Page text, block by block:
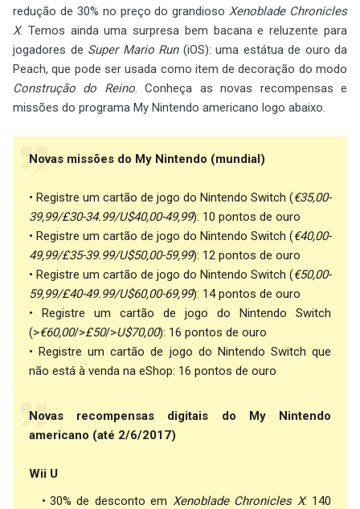
redução de 30% no preço do grandiosoXenoblade Chronicles
X. Temos ainda uma surpresa bem bacana e reluzente para
jogadores de Super Mario Run(iOS): uma estátua de ouro da
Peach, que pode ser usada como item de decoração do modo
Construção do Reino. Conheça as novas recompensas e
missões do programa My Nintendo americano logo abaixo.
Novas missões do My Nintendo (mundial)
• Registre um cartão de jogo do Nintendo Switch (€35,00-
39,99/£30-34.99/U$40,00-49,99): 10 pontos de ouro
• Registre um cartão de jogo do Nintendo Switch (€40,00-
49,99/£35-39.99/U$50,00-59,99): 12 pontos de ouro
• Registre um cartão de jogo do Nintendo Switch (€50,00-
59,99/£40-49.99/U$60,00-69,99): 14 pontos de ouro
• Registre um cartão de jogo do Nintendo Switch
(>€60,00/>£50/>U$70,00): 16 pontos de ouro
• Registre um cartão de jogo do Nintendo Switch que
não está à venda na eShop: 16 pontos de ouro
Novas recompensas digitais do My Nintendo
americano (até 2/6/2017)
Wii U
30% de desconto em Xenoblade Chronicles X: 140